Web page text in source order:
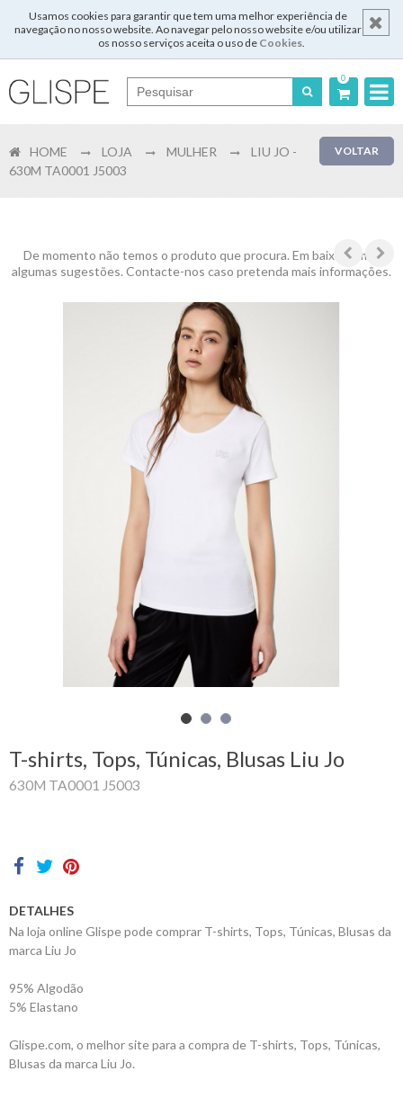
Usamos cookies para garantir que tem uma melhor experiência de
navegação no nosso website. Ao navegar pelo nosso website e/ou utilizar
os nosso serviços aceita o uso de Cookies.
0
English
Registar
Carrinho
de
compras
Marcas
Outlet
Facebook
Sobre
VOLTAR
HOME LOJA MULHER
LIU JO -
630M TA0001 J5003
De momento não temos o produto que procura. Em baixo temos
algumas sugestões. Contacte-nos caso pretenda mais informações.
T-shirts, Tops, Túnicas, Blusas Liu Jo
630M TA0001 J5003
DETALHES
Na loja online Glispe pode comprar T-shirts, Tops, Túnicas, Blusas da
marca Liu Jo
95% Algodão
5% Elastano
Glispe.com, o melhor site para a compra de T-shirts, Tops, Túnicas,
Blusas da marca Liu Jo.